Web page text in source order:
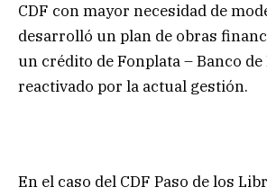
CDF con mayor necesidad de
desarrolló un plan de obras
un crédito de Fonplata – Banco
reactivado por la actual gestión.
En el caso del CDF Paso de los